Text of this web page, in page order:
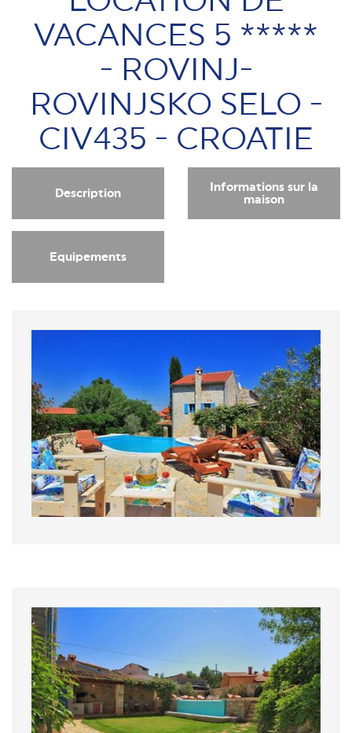
VACANCES 5 *****
- ROVINJ-
ROVINJSKO SELO -
CIV435 - CROATIE
Description
Informations sur la
maison
Equipements